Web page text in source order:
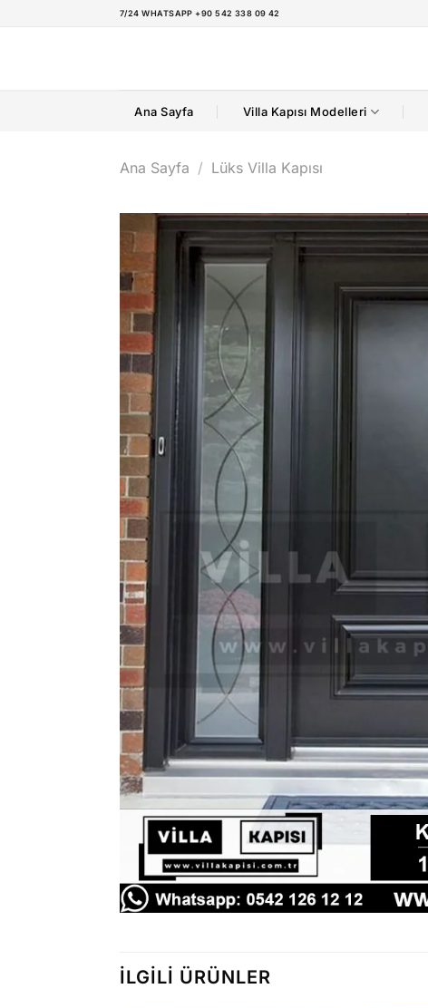
7/24 WHATSAPP +90 542 338 09 42
Ana Sayfa Villa Kapısı Modelleri
Ana Sayfa / Lüks Villa Kapısı
İLGILI ÜRÜNLER